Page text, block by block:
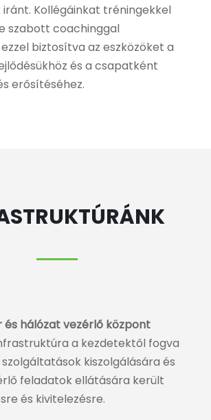
Kollégáinkat tréningekkel
szabott coachinggal
biztosítva az eszközöket a
és a csapatként
erősítéséhez.
és hálózat vezérlő központ
a kezdetektől fogva
kiszolgálására és
feladatok ellátására került
és kivitelezésre.